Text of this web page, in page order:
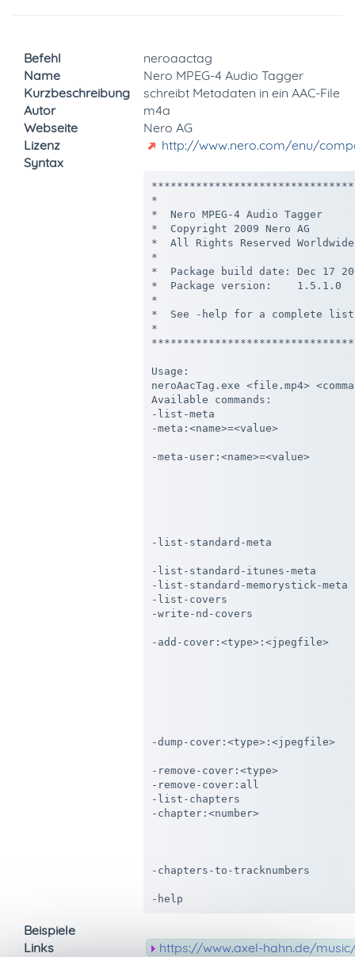
Befehl
neroaactag
Name
Nero MPEG-4 Audio Tagger
Kurzbeschreibung
schreibt Metadaten in ein AAC-File
Autor
m4a
Webseite
Nero AG
Lizenz
http://www.nero.com/enu/
Syntax
*
*  Nero MPEG-4 Audio
*  Copyright 2009 Nero
*  All Rights Reserved
*
*  Package build date: Dec
*  Package version:
*
*  See -help for a complete
*
Usage:
neroAacTag.exe <file.mp4>
Available commands:
-list-meta                      :
-meta:<name>=<value>
-meta-user:<name>=<value>
-list-standard-meta             :
-list-standard-itunes-meta
-list-standard-memorystick-
-list-covers                    :
-write-nd-covers                :
-add-cover:<type>:<jpegfile>
-dump-cover:<type>:<jpegfile>
-remove-cover:<type>
-remove-cover:all               :
-list-chapters                  :
-chapter:<number>               :
-chapters-to-tracknumbers       :
-help                           :
Beispiele
Links
https://www.axel-hahn.de/